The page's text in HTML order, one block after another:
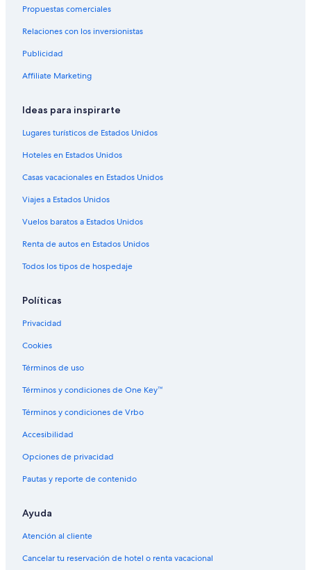
Hoteles en Balzac
Hoteles en Sage Hill
Hoteles en Banff Trail
Hoteles con spa en Northeast Calgary
Hoteles de ski en Northeast Calgary
Hoteles baratos en Northeast Calgary
Hoteles en Bridgeland
Hoteles en Capitol Hill
Propuestas comerciales
Relaciones con los inversionistas
Publicidad
Affiliate Marketing
Ideas para inspirarte
Lugares turísticos de Estados Unidos
Hoteles en Estados Unidos
Casas vacacionales en Estados Unidos
Viajes a Estados Unidos
Vuelos baratos a Estados Unidos
Renta de autos en Estados Unidos
Todos los tipos de hospedaje
Políticas
Privacidad
Cookies
Términos de uso
Términos y condiciones de One Key™
Términos y condiciones de Vrbo
Accesibilidad
Opciones de privacidad
Pautas y reporte de contenido
Ayuda
Atención al cliente
Cancelar tu reservación de hotel o renta vacacional